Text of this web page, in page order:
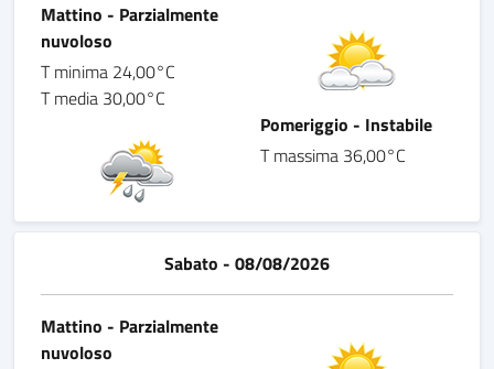
Mattino - Parzialmente
nuvoloso
T minima 24,00°C
T media 30,00°C
Pomeriggio - Instabile
T massima 36,00°C
Sabato - 08/08/2026
Mattino - Parzialmente
nuvoloso